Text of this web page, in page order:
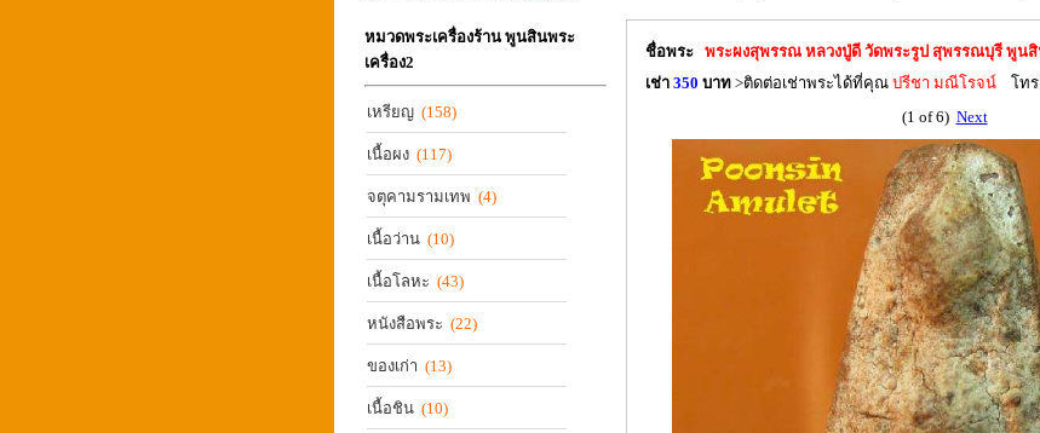
หมวดพระเครื่องร้าน พูนสินพระ
เครื่อง2
เหรียญ (158)
เนื้อผง (117)
จตุคามรามเทพ (4)
เนื้อว่าน (10)
เนื้อโลหะ (43)
หนังสือพระ (22)
ของเก่า (13)
เนื้อชิน (10)
ชื่อพระ พระผงสุพรรณ หลวงปู่ดี วัดพระรูป สุพรรณบุรี พูนสิ
เช่า 350 บาท >ติดต่อเช่าพระได้ที่คุณ ปรีชา มณีโรจน์ โทร
(1 of 6) Next